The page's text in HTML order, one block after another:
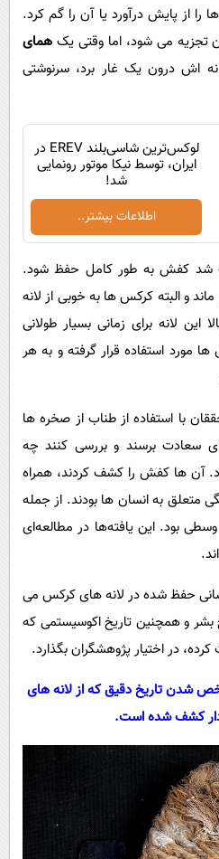
از پایش درآورد یا آن را گم کرد.
تجزیه می‌ شود، اما وقتی یک همای
‌اش درون یک غار برد، سرنوشتی
لوکس‌ترین شاسی‌بلند EREV در
ایران، توسط نیکا موتور رونمایی
شد!
اطلاعات بیشتر..
کفش به ‌طور کامل حفظ شود.
و البته کرکس ها به خوبی از لانه
این لانه برای زمانی بسیار طولانی
استفاده قرار گرفته و به هر
2008 تا 2014 محققان با استفاده از طناب از صخره‌ ها
تا به 12 لانه همای سعادت برسند و بررسی کنند چه
آن‌ ها کفش را کشف کردند، همراه
که همگی متعلق به انسان ها بودند. از جمله
بود. این یافته‌ها در مطالعه‌ای
حفظ‌ شده در لانه‌ های کرکس می‌
بشر و همچنین تاریخ اکوسیستمی که
در اختیار پژوهشگران بگذارد.
شدن تاریخ دقیق که از لانه‌ های
کشف شده است.